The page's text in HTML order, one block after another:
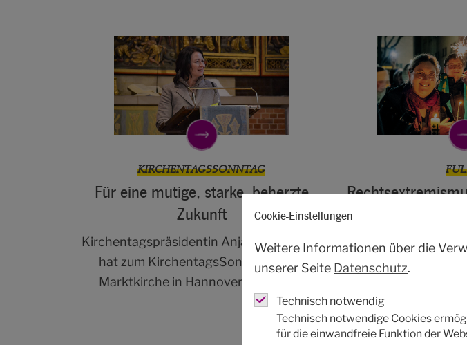
KIRCHENTAGSSONNTAG
Für eine mutige, starke, beherzte
Zukunft
Kirchentagspräsidentin Anja Siegesmund
hat zum KirchentagsSonntag in der
Marktkirche in Hannover gepredigt.
Der Kirchentag
Demokratie-
Cookie-Einstellungen
Weitere Informationen über die
unserer Seite Datenschutz.
Technisch notwendig
Technisch notwendige Cookies
für die einwandfreie Funktion der